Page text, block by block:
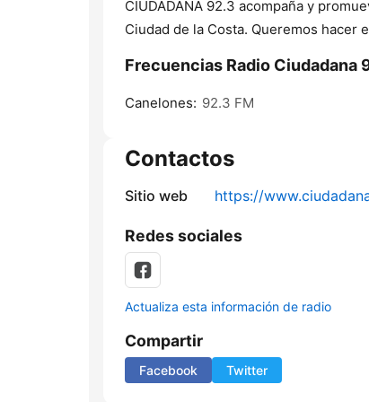
CIUDADANA 92.3 acompaña y
Ciudad de la Costa. Queremos hacer
Frecuencias Radio Ciudadana
Canelones: 92.3 FM
Contactos
Sitio web https://
Redes sociales
Actualiza esta información de radio
Compartir
Facebook Twitter